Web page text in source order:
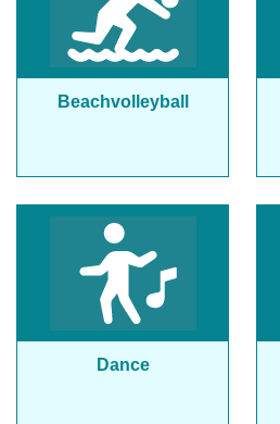
Beachvolleyball
Dance